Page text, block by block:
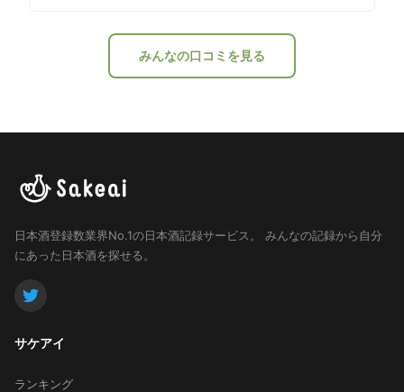
みんなの口コミを見る
日本酒登録数業界No.1の日本酒記録サービス。
みんなの記録から自分
にあった日本酒を探せる。
サケアイ
ランキング